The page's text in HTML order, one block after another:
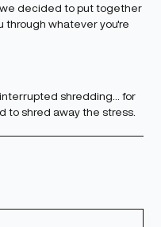
we decided to put together
through whatever you're
shredding... for
to shred away the stress.